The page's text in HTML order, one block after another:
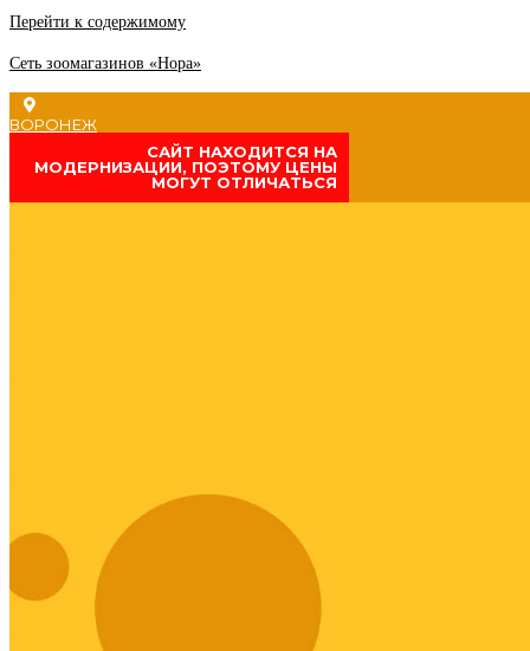
Перейти к содержимому
Сеть зоомагазинов «Нора»
ВОРОНЕЖ
CАЙТ НАХОДИТСЯ НА
МОДЕРНИЗАЦИИ, ПОЭТОМУ ЦЕНЫ
МОГУТ ОТЛИЧАТЬСЯ